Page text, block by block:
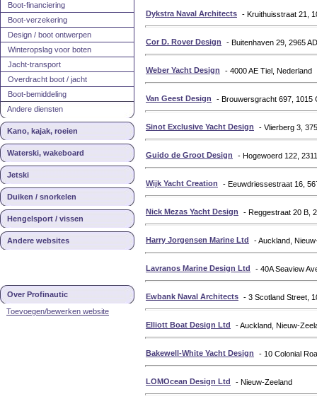
Boot-financiering
Boot-verzekering
Design / boot ontwerpen
Winteropslag voor boten
Jacht-transport
Overdracht boot / jacht
Boot-bemiddeling
Andere diensten
Kano, kajak, roeien
Waterski, wakeboard
Jetski
Duiken / snorkelen
Hengelsport / vissen
Andere websites
Over Profinautic
Toevoegen/bewerken website
Dykstra Naval Architects - Kruithuisstraat 21,
Cor D. Rover Design - Buitenhaven 29, 2965
Weber Yacht Design - 4000 AE Tiel, Nederland
Van Geest Design - Brouwersgracht 697, 1015
Sinot Exclusive Yacht Design - Vlierberg 3,
Guido de Groot Design - Hogewoerd 122,
Wijk Yacht Creation - Eeuwdriessestraat 16,
Nick Mezas Yacht Design - Reggestraat 20 B,
Harry Jorgensen Marine Ltd - Auckland,
Lavranos Marine Design Ltd - 40A Seaview
Ewbank Naval Architects - 3 Scotland Street,
Elliott Boat Design Ltd - Auckland, Nieuw-
Bakewell-White Yacht Design - 10 Colonial
LOMOcean Design Ltd - Nieuw-Zeeland